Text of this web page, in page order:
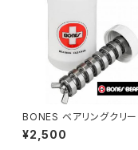
BONES ベアリングクリー
グユニット
¥2,500